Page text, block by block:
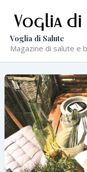
contenuto
Voglia di Salute
Magazine di salute e